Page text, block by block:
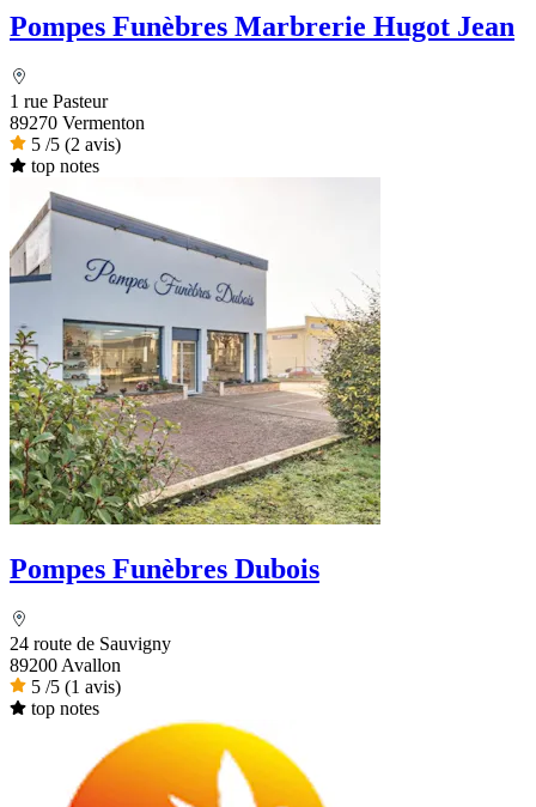
Pompes Funèbres Marbrerie Hugot Jean
1 rue Pasteur
89270 Vermenton
5 /5 (2 avis)
top notes
Pompes Funèbres Dubois
24 route de Sauvigny
89200 Avallon
5 /5 (1 avis)
top notes